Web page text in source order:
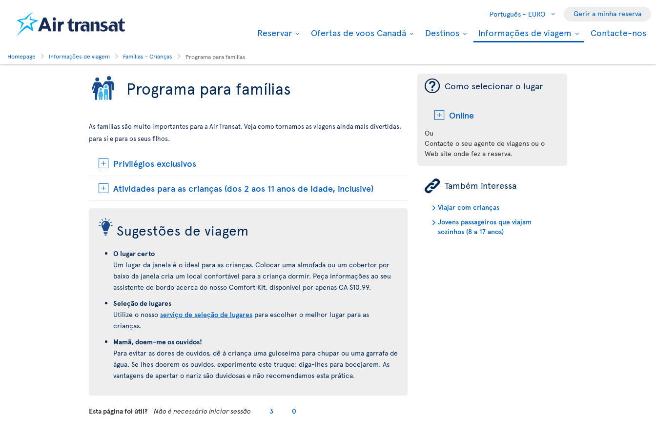
Português - EURO Gerir a minha reserva
Reservar Ofertas de voos Canadá Destinos Informações de viagem Contacte-nos
Homepage Informações de viagem Famílias - Crianças Programa para famílias
Programa para famílias
As famílias são muito importantes para a Air Transat. Veja como tornamos as viagens ainda mais divertidas,
para si e para os seus filhos.
Privilégios exclusivos
Atividades para as crianças (dos 2 aos 11 anos de idade, inclusive)
Sugestões de viagem
O lugar certo
Um lugar da janela é o ideal para as crianças. Colocar uma almofada ou um cobertor por
baixo da janela cria um local confortável para a criança dormir. Peça informações ao seu
assistente de bordo acerca do nosso Comfort Kit, disponível por apenas CA $10.99.
Seleção de lugares
Utilize o nosso serviço de seleção de lugares para escolher o melhor lugar para as
crianças.
Mamã, doem-me os ouvidos!
Para evitar as dores de ouvidos, dê à criança uma guloseima para chupar ou uma garrafa de
água. Se lhes doerem os ouvidos, experimente este truque: diga-lhes para bocejarem. As
vantagens de apertar o nariz são duvidosas e não recomendamos esta prática.
¯ Como selecionar o lugar
Online
Ou
Contacte o seu agente de viagens ou o
Web site onde fez a reserva.
ÿ Também interessa
Viajar com crianças
Jovens passageiros que viajam
sozinhos (8 a 17 anos)
Esta página foi útil? Não é necessário iniciar sessão 3 0